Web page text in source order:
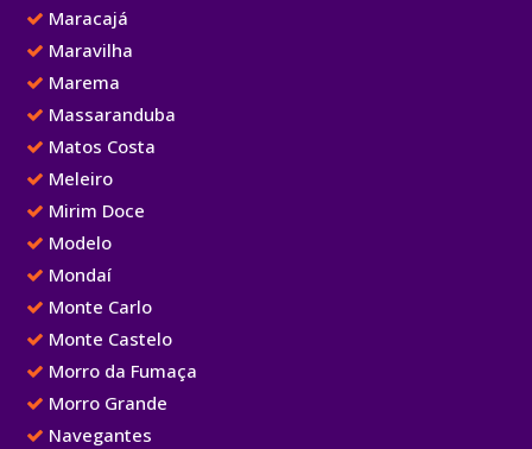
Maracajá
Maravilha
Marema
Massaranduba
Matos Costa
Meleiro
Mirim Doce
Modelo
Mondaí
Monte Carlo
Monte Castelo
Morro da Fumaça
Morro Grande
Navegantes